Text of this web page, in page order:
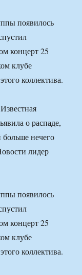
появилось
концерт 25
клубе
коллектива.
о распаде,
больше нечего
лидер
появилось
концерт 25
клубе
коллектива.